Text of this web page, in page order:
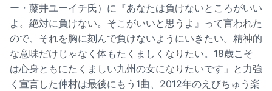
ー・藤井ユーイチ氏）に『あなたは負けないところがいい
よ。絶対に負けない。そこがいいと思うよ』って言われた
ので、それを胸に刻んで負けないようにいきたい。精神的
な意味だけじゃなく体もたくましくなりたい。18歳こそ
は心身ともにたくましい九州の女になりたいです」と力強
く宣言した仲村は最後にもう1曲、2012年のえびちゅう楽